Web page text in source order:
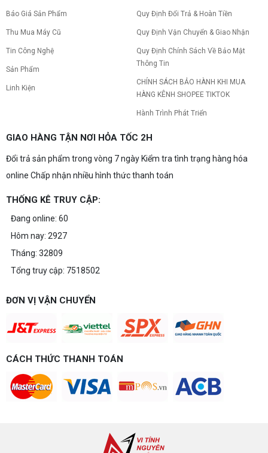
Báo Giá Sản Phẩm
Thu Mua Máy Cũ
Tin Công Nghệ
Sản Phẩm
Linh Kiện
Quy Định Đổi Trả & Hoàn Tiền
Quy Định Vận Chuyển & Giao Nhận
Quy Định Chính Sách Về Bảo Mật
Thông Tin
CHÍNH SÁCH BẢO HÀNH KHI MUA
HÀNG KÊNH SHOPEE TIKTOK
Hành Trình Phát Triển
GIAO HÀNG TẬN NƠI HỎA TỐC 2H
Đổi trả sản phẩm trong vòng 7 ngày Kiểm tra tình trạng hàng hóa
online Chấp nhận nhiều hình thức thanh toán
THỐNG KÊ TRUY CẬP:
Đang online: 60
Hôm nay: 2927
Tháng: 32809
Tổng truy cập: 7518502
ĐƠN VỊ VẬN CHUYỂN
CÁCH THỨC THANH TOÁN